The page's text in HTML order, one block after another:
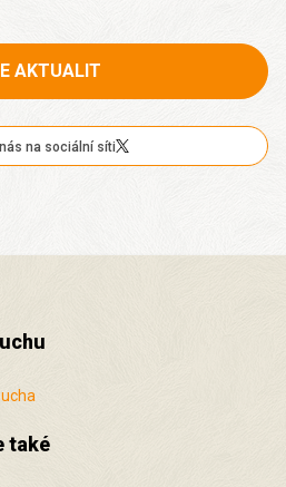
AKTUALIT
na sociální síti
také